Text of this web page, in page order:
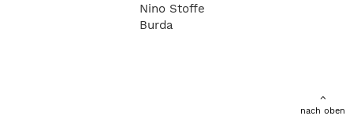
Nino Stoffe
Burda
nach oben